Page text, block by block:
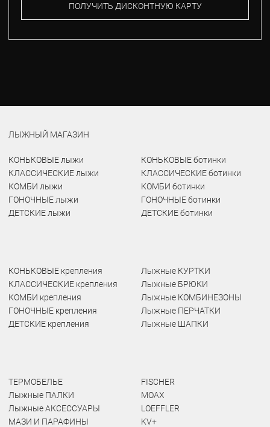
ПОЛУЧИТЬ ДИСКОНТНУЮ КАРТУ
ЛЫЖНЫЙ МАГАЗИН
КОНЬКОВЫЕ лыжи
КЛАССИЧЕСКИЕ лыжи
КОМБИ лыжи
ГОНОЧНЫЕ лыжи
ДЕТСКИЕ лыжи
КОНЬКОВЫЕ ботинки
КЛАССИЧЕСКИЕ ботинки
КОМБИ ботинки
ГОНОЧНЫЕ ботинки
ДЕТСКИЕ ботинки
КОНЬКОВЫЕ крепления
КЛАССИЧЕСКИЕ крепления
КОМБИ крепления
ГОНОЧНЫЕ крепления
ДЕТСКИЕ крепления
Лыжные КУРТКИ
Лыжные БРЮКИ
Лыжные КОМБИНЕЗОНЫ
Лыжные ПЕРЧАТКИ
Лыжные ШАПКИ
ТЕРМОБЕЛЬЕ
Лыжные ПАЛКИ
Лыжные АКСЕССУАРЫ
МАЗИ И ПАРАФИНЫ
FISCHER
MOAX
LOEFFLER
KV+